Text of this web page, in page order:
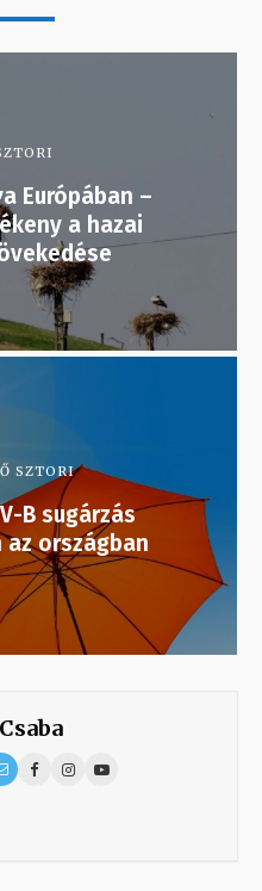
Európában –
a hazai
SZTORI
B sugárzás
országban